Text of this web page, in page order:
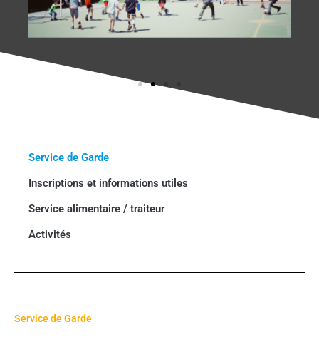
Service de Garde
Inscriptions et informations utiles
Service alimentaire / traiteur
Activités
Service de Garde